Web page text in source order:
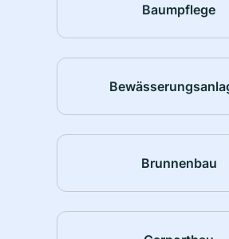
Baumpflege
Brunnenbau